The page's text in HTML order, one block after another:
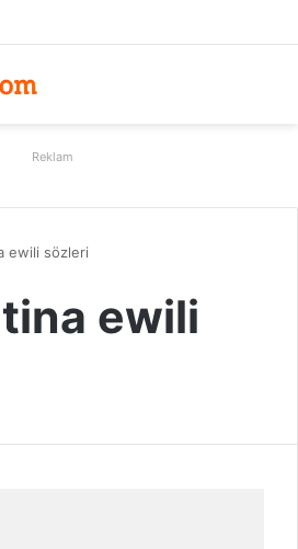
Reklam
ewili sözleri
ewili